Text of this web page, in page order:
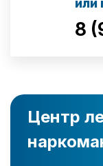
или
8
Центр